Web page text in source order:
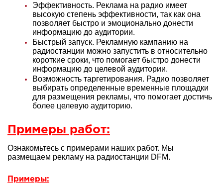
Эффективность. Реклама на радио имеет
высокую степень эффективности, так как она
позволяет быстро и эмоционально донести
информацию до аудитории.
Быстрый запуск. Рекламную кампанию на
радиостанции можно запустить в относительно
короткие сроки, что помогает быстро донести
информацию до целевой аудитории.
Возможность таргетирования. Радио позволяет
выбирать определенные временные площадки
для размещения рекламы, что помогает достичь
более целевую аудиторию.
Примеры работ:
Ознакомьтесь с примерами наших работ. Мы
размещаем рекламу на радиостанции DFM.
Примеры: